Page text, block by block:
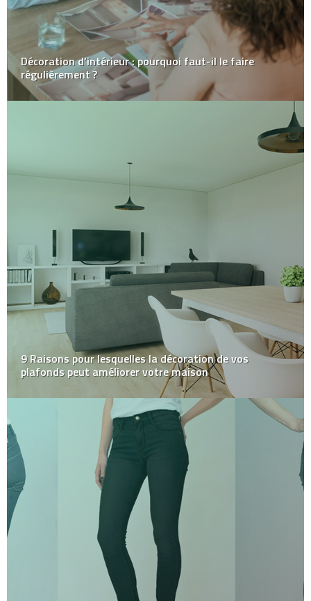
Décoration d’intérieur : pourquoi faut-il le faire
régulièrement ?
9 Raisons pour lesquelles la décoration de vos
plafonds peut améliorer votre maison